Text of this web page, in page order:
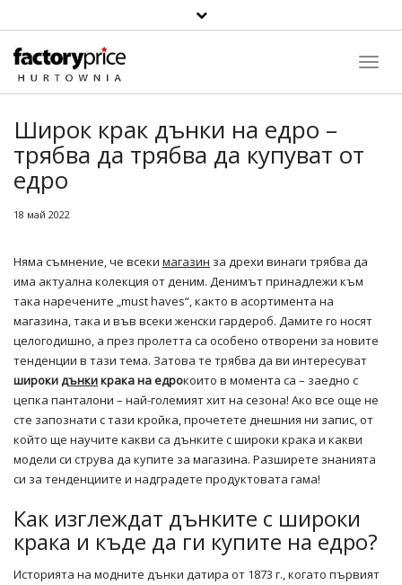
Широк крак дънки на едро –
трябва да трябва да купуват от
едро
18 май 2022
Няма съмнение, че всеки магазин за дрехи винаги трябва да
има актуална колекция от деним. Денимът принадлежи към
така наречените „must haves“, както в асортимента на
магазина, така и във всеки женски гардероб. Дамите го носят
целогодишно, а през пролетта са особено отворени за новите
тенденции в тази тема. Затова те трябва да ви интересуват
широкидънкикрака на едрокоито в момента са – заедно с
цепка панталони – най-големият хит на сезона! Ако все още не
сте запознати с тази кройка, прочетете днешния ни запис, от
който ще научите какви са дънките с широки крака и какви
модели си струва да купите за магазина. Разширете знанията
си за тенденциите и надградете продуктовата гама!
Как изглеждат дънките с широки
крака и къде да ги купите на едро?
Историята на модните дънки датира от 1873 г., когато първият